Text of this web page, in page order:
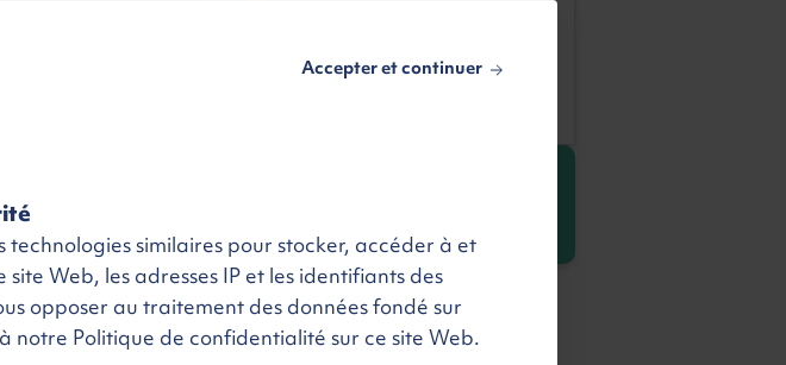
155 g/km
2
Diesel
7 cv / 130 ch
3 642 €
Accepter et continuer
technologies similaires pour stocker, accéder à et
Web, les adresses IP et les identifiants des
opposer au traitement des données fondé sur
Politique de confidentialité sur ce site Web.